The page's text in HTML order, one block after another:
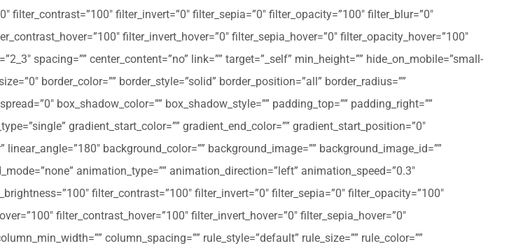
filter_invert=”0″ filter_sepia=”0″ filter_opacity=”100″ filter_blur=”0″
filter_invert_hover=”0″ filter_sepia_hover=”0″ filter_opacity_hover=”100″
spacing=”” center_content=”no” link=”” target=”_self” min_height=”” hide_on_mobile=”small-
border_color=”” border_style=”solid” border_position=”all” border_radius=””
box_shadow_color=”” box_shadow_style=”” padding_top=”” padding_right=””
gradient_start_color=”” gradient_end_color=”” gradient_start_position=”0″
background_color=”” background_image=”” background_image_id=””
animation_type=”” animation_direction=”left” animation_speed=”0.3″
filter_contrast=”100″ filter_invert=”0″ filter_sepia=”0″ filter_opacity=”100″
filter_contrast_hover=”100″ filter_invert_hover=”0″ filter_sepia_hover=”0″
column_spacing=”” rule_style=”default” rule_size=”” rule_color=””